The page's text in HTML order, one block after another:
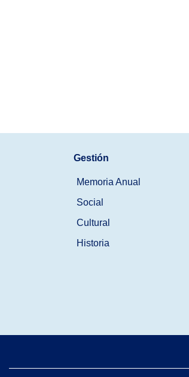
Gestión
Memoria Anual
Social
Cultural
Historia